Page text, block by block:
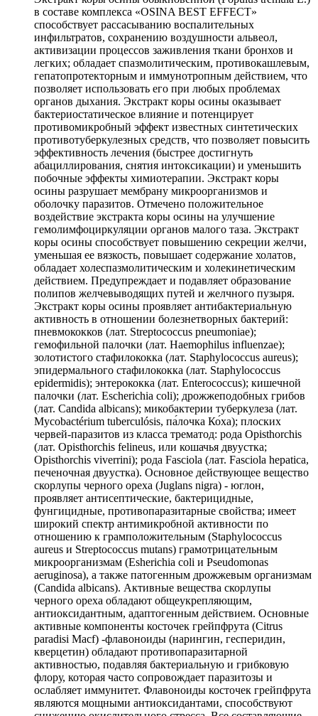
в составе комплекса «OSINA BEST EFFECT»
способствует рассасыванию воспалительных
инфильтратов, сохранению воздушности альвеол,
активизации процессов заживления ткани бронхов и
легких; обладает спазмолитическим, противокашлевым,
гепатопротекторным и иммунотропным действием, что
позволяет использовать его при любых проблемах
органов дыхания. Экстракт коры осины оказывает
бактериостатическое влияние и потенцирует
противомикробный эффект известных синтетических
противотуберкулезных средств, что позволяет повысить
эффективность лечения (быстрее достигнуть
абациллирования, снятия интоксикации) и уменьшить
побочные эффекты химиотерапии. Экстракт коры
осины разрушает мембрану микроорганизмов и
оболочку паразитов. Отмечено положительное
воздействие экстракта коры осины на улучшение
гемолимфоциркуляции органов малого таза. Экстракт
коры осины способствует повышению секреции желчи,
уменьшая ее вязкость, повышает содержание холатов,
обладает холеспазмолитическим и холекинетическим
действием. Предупреждает и подавляет образование
полипов желчевыводящих путей и желчного пузыря.
Экстракт коры осины проявляет антибактериальную
активность в отношении болезнетворных бактерий:
пневмококков (лат. Streptococcus pneumoniae);
гемофильной палочки (лат. Haemophilus influenzae);
золотистого стафилококка (лат. Staphylococcus aureus);
эпидермального стафилококка (лат. Staphylococcus
epidermidis); энтерококка (лат. Enterococcus); кишечной
палочки (лат. Escherichia coli); дрожжеподобных грибов
(лат. Candida albicans); микобактерии туберкулеза (лат.
Mycobactérium tuberculósis, па́лочка Ко́ха); плоских
червей-паразитов из класса трематод: рода Opisthorchis
(лат. Opisthorchis felineus, или кошачья двуустка;
Opisthorchis viverrini); рода Fasciola (лат. Fasciola hepatica,
печеночная двуустка). Основное действующее вещество
скорлупы черного ореха (Juglans nigra) - юглон,
проявляет антисептические, бактерицидные,
фунгицидные, противопаразитарные свойства; имеет
широкий спектр антимикробной активности по
отношению к грамположительным (Staphylococcus
aureus и Streptococcus mutans) грамотрицательным
микроорганизмам (Esherichia coli и Pseudomonas
aeruginosa), а также патогенным дрожжевым организмам
(Candida albicans). Активные вещества скорлупы
черного ореха обладают общеукрепляющим,
антиоксидантным, адаптогенным действием. Основные
активные компоненты косточек грейпфрута (Citrus
paradisi Macf) -флавоноиды (нарингин, гесперидин,
кверцетин) обладают противопаразитарной
активностью, подавляя бактериальную и грибковую
флору, которая часто сопровождает паразитозы и
ослабляет иммунитет. Флавоноиды косточек грейпфрута
являются мощными антиоксидантами, способствуют